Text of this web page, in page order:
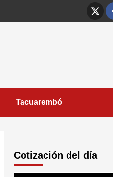
X
Tacuarembó
Cotización del día